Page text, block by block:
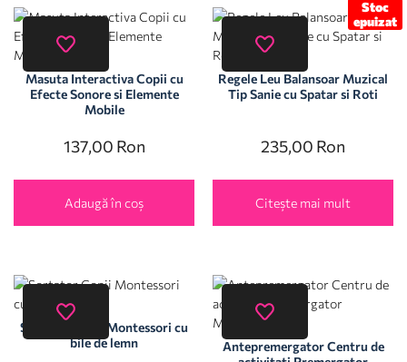
Masuta Interactiva Copii cu
Efecte Sonore si Elemente
Mobile
137,00 Ron
Adaugă în coș
Stoc
epuizat
Regele Leu Balansoar Muzical
Tip Sanie cu Spatar si Roti
235,00 Ron
Citește mai mult
Sortator Copii Montessori cu
bile de lemn
Antepremergator Centru de